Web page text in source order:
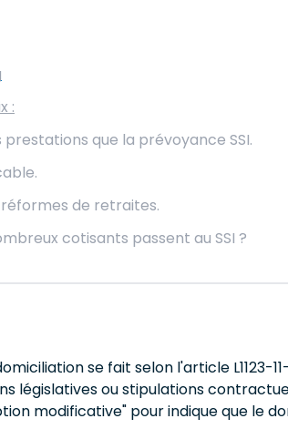
:
que la prévoyance SSI.
de retraites.
cotisants passent au SSI ?
se fait selon l'article L1123-
législatives ou stipulations
modificative" pour indique que le